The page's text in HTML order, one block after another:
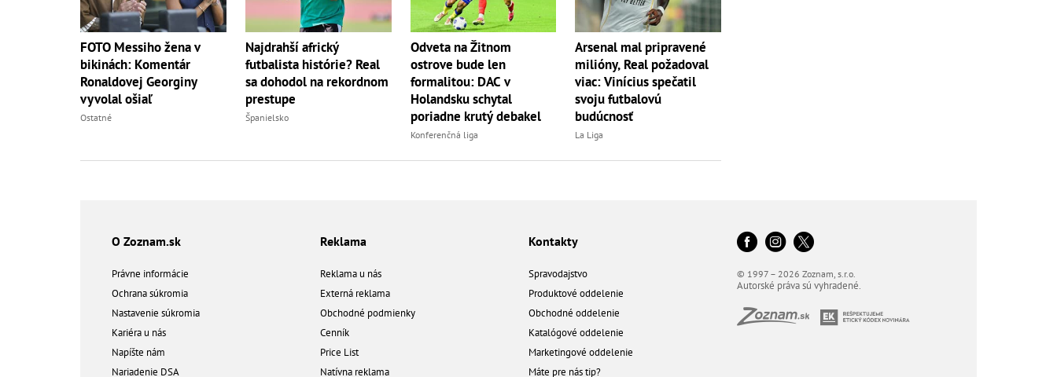
FOTO Messiho žena v
bikinách: Komentár
Ronaldovej Georginy
vyvolal ošiaľ
Ostatné
Najdrahší africký
futbalista histórie? Real
sa dohodol na rekordnom
prestupe
Španielsko
Odveta na Žitnom
ostrove bude len
formalitou: DAC v
Holandsku schytal
poriadne krutý debakel
Konferenčná liga
Arsenal mal pripravené
milióny, Real požadoval
viac: Vinícius spečatil
svoju futbalovú
budúcnosť
La Liga
O Zoznam.sk
Právne informácie
Ochrana súkromia
Nastavenie súkromia
Kariéra u nás
Napíšte nám
Nariadenie DSA
Reklama
Reklama u nás
Externá reklama
Obchodné podmienky
Cenník
Price List
Natívna reklama
Kontakty
Spravodajstvo
Produktové oddelenie
Obchodné oddelenie
Katalógové oddelenie
Marketingové oddelenie
Máte pre nás tip?
© 1997 – 2026 Zoznam, s.r.o.
Autorské práva sú vyhradené.